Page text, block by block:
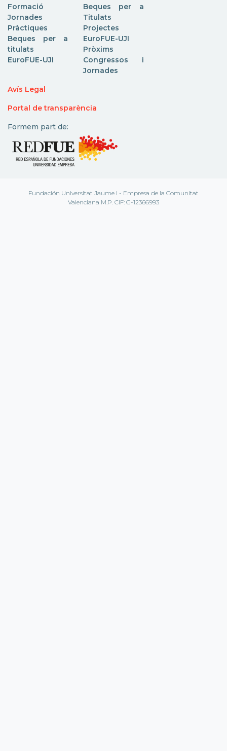
Formació
Jornades
Pràctiques
Beques per a
titulats
EuroFUE-UJI
Beques per a
Titulats
Projectes
EuroFUE-UJI
Pròxims
Congressos i
Jornades
Avís Legal
Portal de transparència
Formem part de:
Fundación Universitat Jaume I - Empresa de la Comunitat
Valenciana M.P. CIF: G-12366993